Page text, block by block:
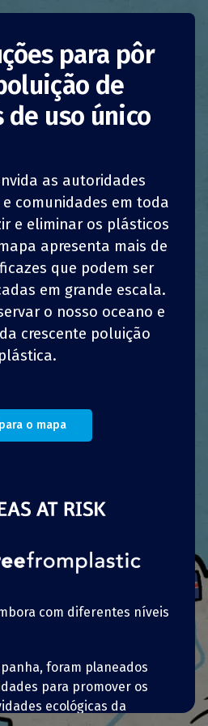
without
sem
sem plástico”[Gdansk
uma atitude pró-
do público para a
reduzindo a utilização do
Também incentiva
dos resíduos, o que é
uma vez que a
de diferentes exibições
já começou, mas
19. O resultado da
foi avaliado, mas espera-
com diferentes níveis
foram planeados
para promover os
ecológicas da
z PARTILHAR
PARTILHAR
para pôr
de
de uso único
as autoridades
comunidades em toda
e eliminar os plásticos
apresenta mais de
que podem ser
em grande escala.
o nosso oceano e
crescente poluição
plástica.
o mapa
z PARTILHAR
PARTILHAR